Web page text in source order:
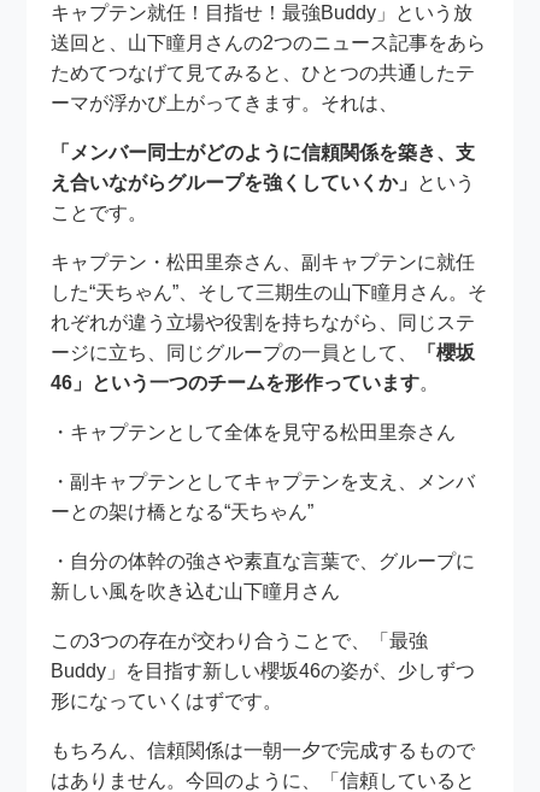
キャプテン就任！目指せ！最強Buddy」という放
送回と、山下瞳月さんの2つのニュース記事をあら
ためてつなげて見てみると、ひとつの共通したテ
ーマが浮かび上がってきます。それは、
「メンバー同士がどのように信頼関係を築き、支
え合いながらグループを強くしていくか」 という
ことです。
キャプテン・松田里奈さん、副キャプテンに就任
した“天ちゃん”、そして三期生の山下瞳月さん。そ
れぞれが違う立場や役割を持ちながら、同じステ
ージに立ち、同じグループの一員として、
「櫻坂
46」という一つのチームを形作っています。
・キャプテンとして全体を見守る松田里奈さん
・副キャプテンとしてキャプテンを支え、メンバ
ーとの架け橋となる“天ちゃん”
・自分の体幹の強さや素直な言葉で、グループに
新しい風を吹き込む山下瞳月さん
この3つの存在が交わり合うことで、「最強
Buddy」を目指す新しい櫻坂46の姿が、少しずつ
形になっていくはずです。
もちろん、信頼関係は一朝一夕で完成するもので
はありません。今回のように、「信頼していると